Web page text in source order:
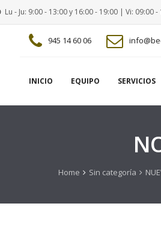
Lu - Ju: 9:00 - 13:00 y 16:00 - 19:00 | Vi: 09:00 -
945 14 60 06
INICIO EQUIPO SERVICIOS
Home Sin categoría